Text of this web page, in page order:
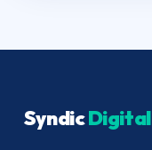
SyndicDigital